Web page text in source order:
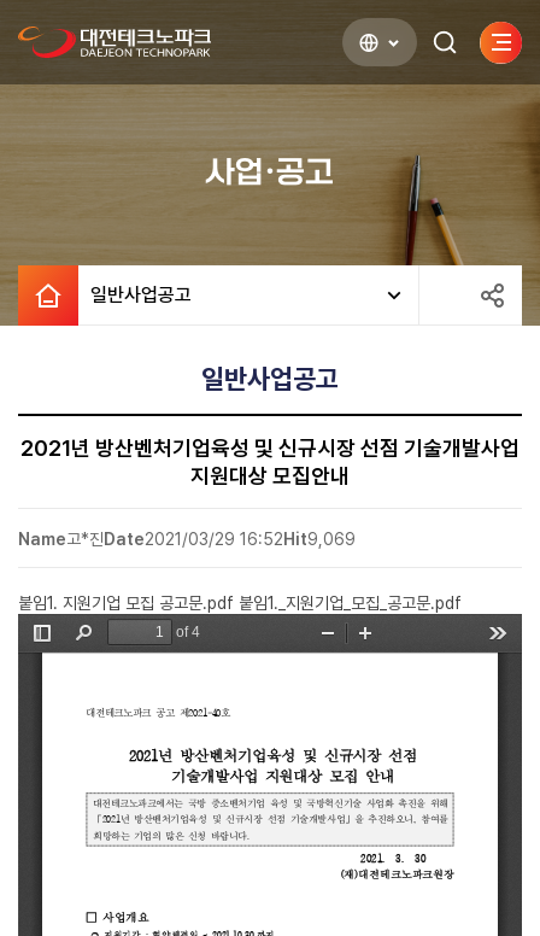
검색하기사이
열기
사업·공고
일반사업공고
일반사업공고
2021년 방산벤처기업육성 및 신규시장 선점 기술개발사업
지원대상 모집안내
Name고*진Date2021/03/29 16:52Hit9,069
붙임1. 지원기업 모집 공고문.pdf 붙임1._지원기업_모집_공고문.pdf